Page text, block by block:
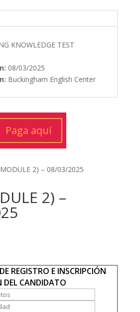
KNOWLEDGE TEST
08/03/2025
Buckingham English Center
Paga aquí
2) – 08/03/2025
2) –
REGISTRO E INSCRIPCIÓN
DEL CANDIDATO